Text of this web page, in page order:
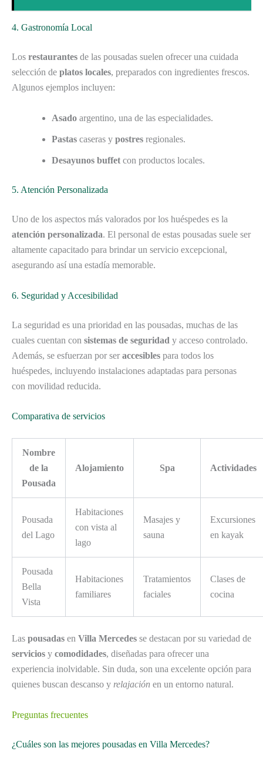
4. Gastronomía Local
Los restaurantes de las pousadas suelen ofrecer una cuidada
selección de platos locales, preparados con ingredientes frescos.
Algunos ejemplos incluyen:
Asado argentino, una de las especialidades.
Pastas caseras y postres regionales.
Desayunos buffet con productos locales.
5. Atención Personalizada
Uno de los aspectos más valorados por los huéspedes es la
atención personalizada. El personal de estas pousadas suele ser
altamente capacitado para brindar un servicio excepcional,
asegurando así una estadía memorable.
6. Seguridad y Accesibilidad
La seguridad es una prioridad en las pousadas, muchas de las
cuales cuentan con sistemas de seguridad y acceso controlado.
Además, se esfuerzan por ser accesibles para todos los
huéspedes, incluyendo instalaciones adaptadas para personas
con movilidad reducida.
Comparativa de servicios
Nombre
de la
Pousada
Alojamiento Spa Actividades
Pousada
del Lago
Habitaciones
con vista al
lago
Masajes y
sauna
Excursiones
en kayak
Pousada
Bella
Vista
Habitaciones
familiares
Tratamientos
faciales
Clases de
cocina
Las pousadas en Villa Mercedes se destacan por su variedad de
servicios y comodidades, diseñadas para ofrecer una
experiencia inolvidable. Sin duda, son una excelente opción para
quienes buscan descanso y relajación en un entorno natural.
Preguntas frecuentes
¿Cuáles son las mejores pousadas en Villa Mercedes?